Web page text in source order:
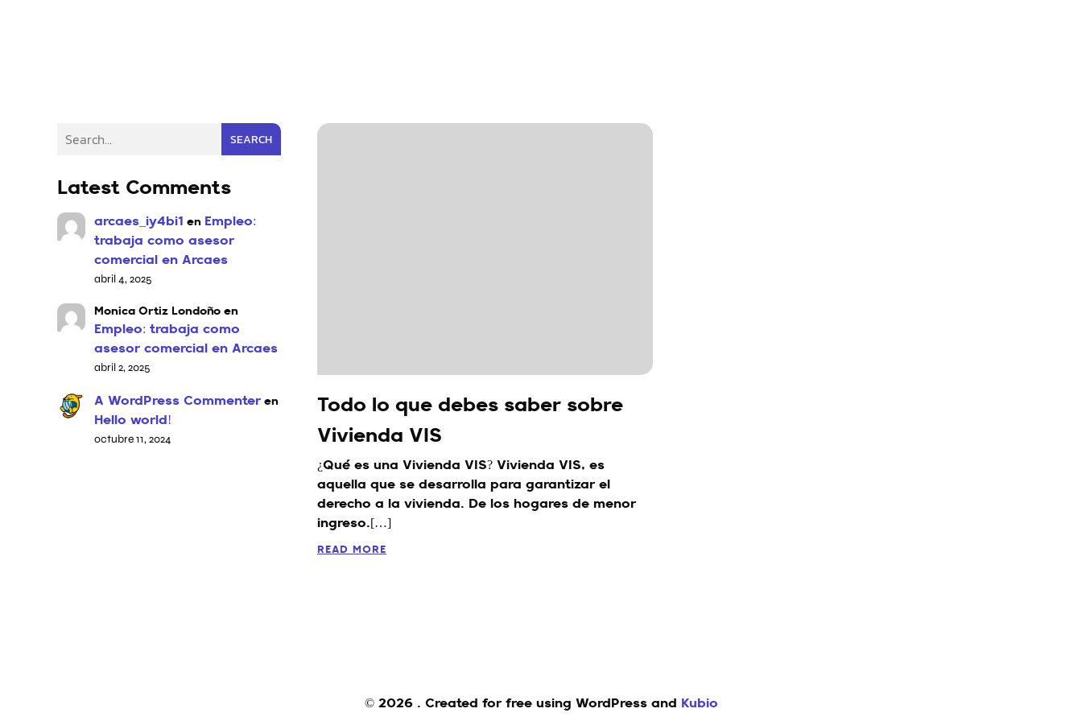
SEARCH
Latest Comments
arcaes_iy4bi1 en Empleo:
trabaja como asesor
comercial en Arcaes
abril 4, 2025
Monica Ortiz Londoñoen
Empleo: trabaja como
asesor comercial en Arcaes
abril 2, 2025
A WordPress Commenteren
Hello world!
octubre 11, 2024
Todo lo que debes saber sobre
Vivienda VIS
¿Qué es una Vivienda VIS? Vivienda VIS, es
aquella que se desarrolla para garantizar el
derecho a la vivienda. De los hogares de menor
ingreso.[…]
READ MORE
© 2026 . Created for free using WordPress and Kubio